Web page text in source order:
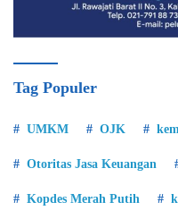
Tag Populer
UMKM OJK
Otoritas Jasa Keuangan
Kopdes Merah Putih